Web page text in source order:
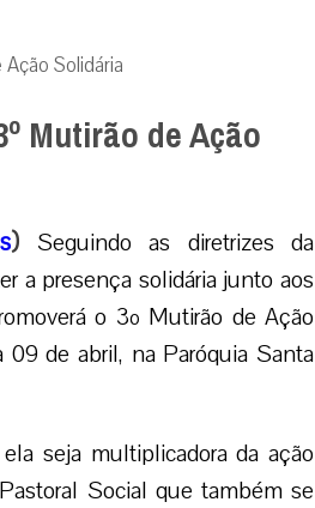
Solidária
Mutirão de Ação
) Seguindo as diretrizes da
a presença solidária junto aos
o 3º Mutirão de Ação
09 de abril, na Paróquia Santa
seja multiplicadora da ação
Social que também se